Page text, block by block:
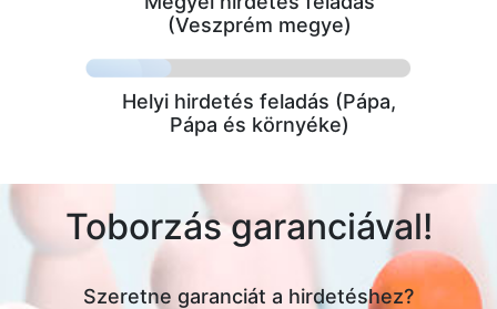
(Veszprém megye)
Helyi hirdetés feladás (Pápa,
Pápa és környéke)
Toborzás garanciával!
Szeretne garanciát a hirdetéshez?